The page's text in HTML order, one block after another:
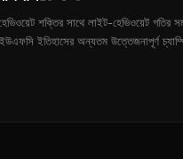
শক্তির সাথে লাইট-হেভিওয়েট গতির
ইতিহাসের অন্যতম উত্তেজনাপূর্ণ